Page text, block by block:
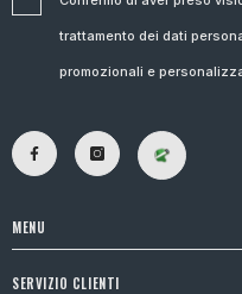
trattamento dei dati
promozionali e
MENU
SERVIZIO CLIENTI